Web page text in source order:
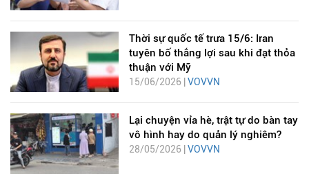
Thời sự quốc tế trưa 15/6: Iran
tuyên bố thắng lợi sau khi đạt thỏa
thuận với Mỹ
15/06/2026 | VOVVN
Lại chuyện vỉa hè, trật tự do bàn tay
vô hình hay do quản lý nghiêm?
28/05/2026 | VOVVN